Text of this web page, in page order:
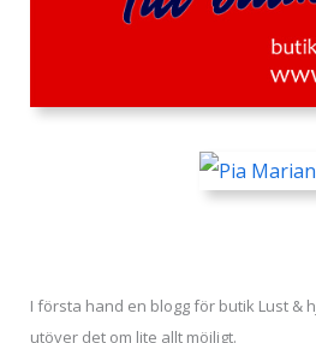
I första hand en blogg för butik Lust &
utöver det om lite allt möjligt.